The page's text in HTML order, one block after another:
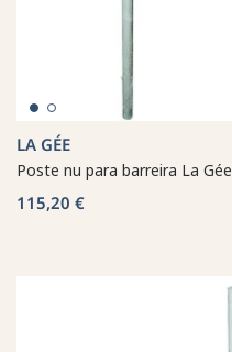
LA GÉE
Poste nu para barreira La Gée
115,20 €